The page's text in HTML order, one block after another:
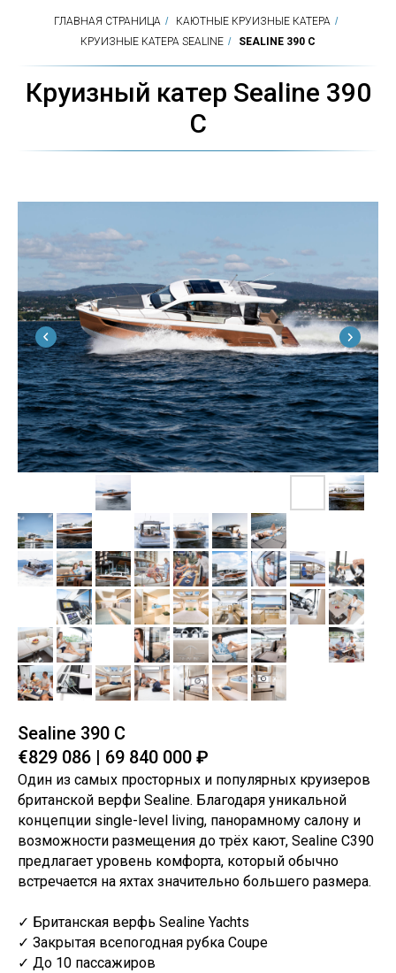
ГЛАВНАЯ СТРАНИЦА / КАЮТНЫЕ КРУИЗНЫЕ КАТЕРА /
КРУИЗНЫЕ КАТЕРА SEALINE / SEALINE 390 C
Круизный катер Sealine 390
С
Sealine 390 С
€829 086 | 69 840 000 ₽
Один из самых просторных и популярных круизеров
британской верфи Sealine. Благодаря уникальной
концепции single-level living, панорамному салону и
возможности размещения до трёх кают, Sealine C390
предлагает уровень комфорта, который обычно
встречается на яхтах значительно большего размера.
✓ Британская верфь Sealine Yachts
✓ Закрытая всепогодная рубка Coupe
✓ До 10 пассажиров